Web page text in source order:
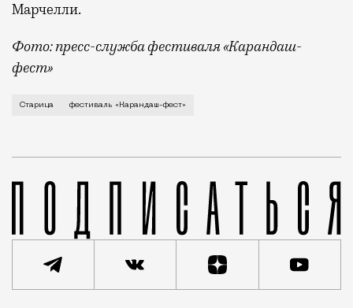
Марчелли.
Фото: пресс-служба фестиваля «Карандаш-
фест»
В минувший уикенд маленькая Старица в
Старица фестиваль «Карандаш-фест»